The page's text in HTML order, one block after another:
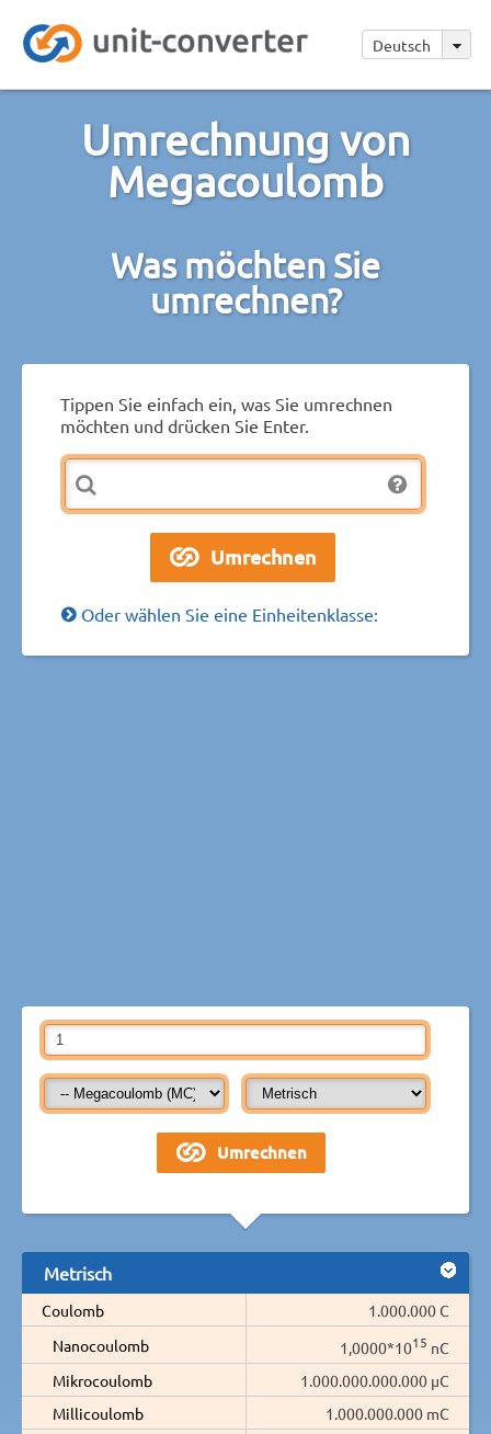
Deutsch
Umrechnung von
Megacoulomb
Was möchten Sie
umrechnen?
Tippen Sie einfach ein, was Sie umrechnen
möchten und drücken Sie Enter.
Oder wählen Sie eine Einheitenklasse:
Metrisch
Coulomb
1.000.000 C
Nanocoulomb
1,0000*1015 nC
Mikrocoulomb
1.000.000.000.000 µC
Millicoulomb
1.000.000.000 mC